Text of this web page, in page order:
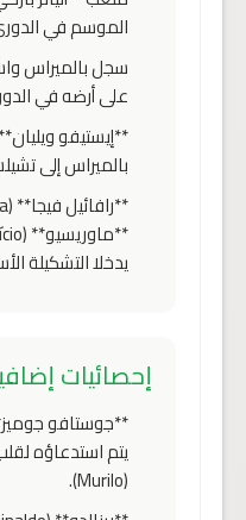
الموسم في
سجل بالميراس
على أرضه في
بالميراس إلى
يدخلا التشكيلة
إحصائيات
يتم استدعاؤه
(Murilo).